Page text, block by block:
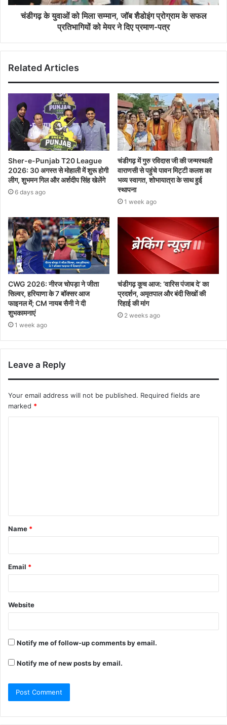
चंडीगढ़ के युवाओं को मिला सम्मान, जॉब शैडोइंग प्रोग्राम के सफल
प्रतिभागियों को मेयर ने दिए प्रमाण-पत्र
Related Articles
Sher-e-Punjab T20 League
2026: 30 अगस्त से मोहाली में शुरू होगी
लीग, शुभमन गिल और अर्शदीप सिंह खेलेंगे
6 days ago
चंडीगढ़ में गुरु रविदास जी की जन्मस्थली
वाराणसी से पहुंचे पावन मिट्टी कलश का
भव्य स्वागत, शोभायात्रा के साथ हुई
स्थापना
1 week ago
CWG 2026: नीरज चोपड़ा ने जीता
सिल्वर, हरियाणा के 7 बॉक्सर आज
फाइनल में; CM नायब सैनी ने दी
शुभकामनाएं
1 week ago
चंडीगढ़ कूच आज: ‘वारिस पंजाब दे’ का
प्रदर्शन, अमृतपाल और बंदी सिखों की
रिहाई की मांग
2 weeks ago
Leave a Reply
Your email address will not be published. Required fields are
marked *
Name *
Email *
Website
Notify me of follow-up comments by email.
Notify me of new posts by email.